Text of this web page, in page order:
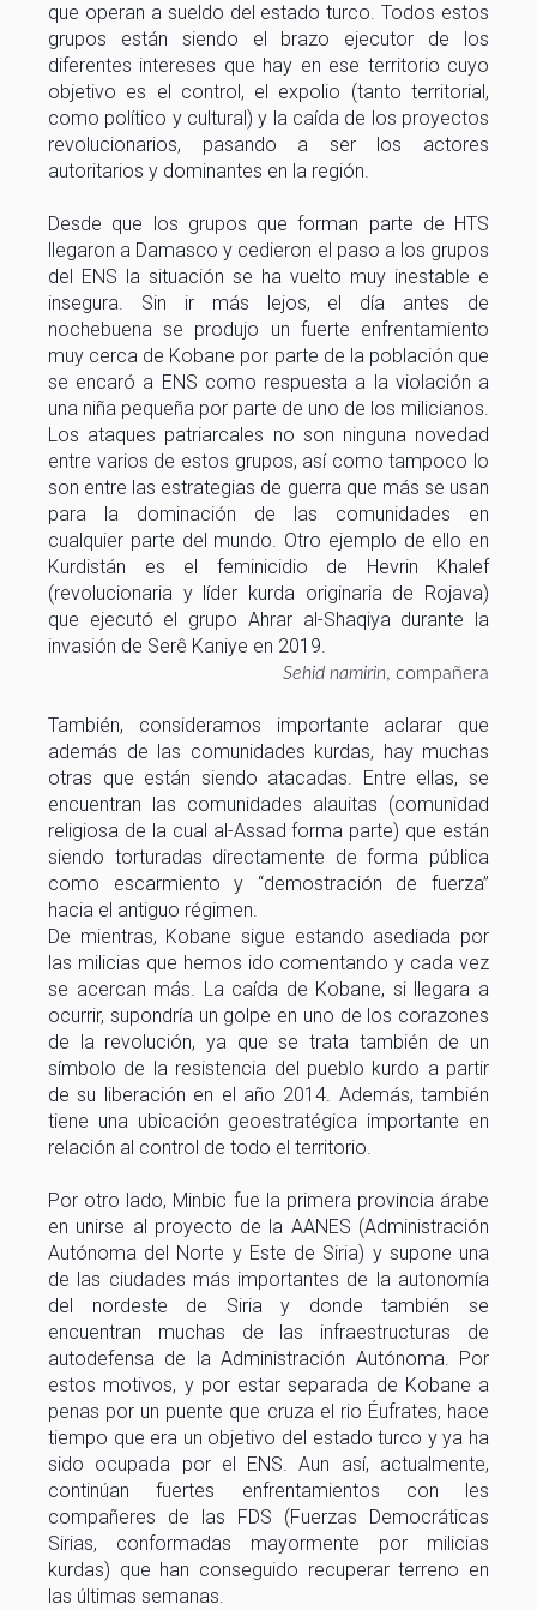
que operan a sueldo del estado turco. Todos estos
grupos están siendo el brazo ejecutor de los
diferentes intereses que hay en ese territorio cuyo
objetivo es el control, el expolio (tanto territorial,
como político y cultural) y la caída de los proyectos
revolucionarios, pasando a ser los actores
autoritarios y dominantes en la región.
Desde que los grupos que forman parte de HTS
llegaron a Damasco y cedieron el paso a los grupos
del ENS la situación se ha vuelto muy inestable e
insegura. Sin ir más lejos, el día antes de
nochebuena se produjo un fuerte enfrentamiento
muy cerca de Kobane por parte de la población que
se encaró a ENS como respuesta a la violación a
una niña pequeña por parte de uno de los milicianos.
Los ataques patriarcales no son ninguna novedad
entre varios de estos grupos, así como tampoco lo
son entre las estrategias de guerra que más se usan
para la dominación de las comunidades en
cualquier parte del mundo. Otro ejemplo de ello en
Kurdistán es el feminicidio de Hevrin Khalef
(revolucionaria y líder kurda originaria de Rojava)
que ejecutó el grupo Ahrar al-Shaqiya durante la
invasión de Serê Kaniye en 2019.
Sehid namirin, compañera
También, consideramos importante aclarar que
además de las comunidades kurdas, hay muchas
otras que están siendo atacadas. Entre ellas, se
encuentran las comunidades alauitas (comunidad
religiosa de la cual al-Assad forma parte) que están
siendo torturadas directamente de forma pública
como escarmiento y “demostración de fuerza”
hacia el antiguo régimen.
De mientras, Kobane sigue estando asediada por
las milicias que hemos ido comentando y cada vez
se acercan más. La caída de Kobane, si llegara a
ocurrir, supondría un golpe en uno de los corazones
de la revolución, ya que se trata también de un
símbolo de la resistencia del pueblo kurdo a partir
de su liberación en el año 2014. Además, también
tiene una ubicación geoestratégica importante en
relación al control de todo el territorio.
Por otro lado, Minbic fue la primera provincia árabe
en unirse al proyecto de la AANES (Administración
Autónoma del Norte y Este de Siria) y supone una
de las ciudades más importantes de la autonomía
del nordeste de Siria y donde también se
encuentran muchas de las infraestructuras de
autodefensa de la Administración Autónoma. Por
estos motivos, y por estar separada de Kobane a
penas por un puente que cruza el rio Éufrates, hace
tiempo que era un objetivo del estado turco y ya ha
sido ocupada por el ENS. Aun así, actualmente,
continúan fuertes enfrentamientos con les
compañeres de las FDS (Fuerzas Democráticas
Sirias, conformadas mayormente por milicias
kurdas) que han conseguido recuperar terreno en
las últimas semanas.